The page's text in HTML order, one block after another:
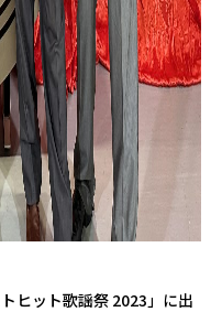
ヒット歌謡祭 2023」に出